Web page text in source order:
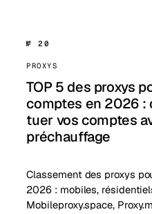
№ 20
PROXYS
TOP 5 des proxys
comptes en 2026 :
tuer vos comptes
préchauffage
Classement des proxys
2026 : mobiles,
Mobileproxy.space,